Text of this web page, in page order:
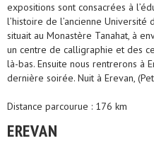
expositions sont consacrées à
l’histoire de l’ancienne
situait au Monastère Tanahat, à
un centre de calligraphie et des
là-bas. Ensuite nous rentrerons à
dernière soirée. Nuit à Erevan,
Distance parcourue : 176 km
EREVAN